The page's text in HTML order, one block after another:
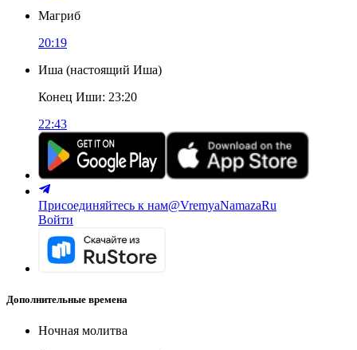
Магриб
20:19
Иша (настоящий Иша)
Конец Иши: 23:20
22:43
Присоединяйтесь к нам@VremyaNamazaRu
Войти
Дополнительные времена
Ночная молитва